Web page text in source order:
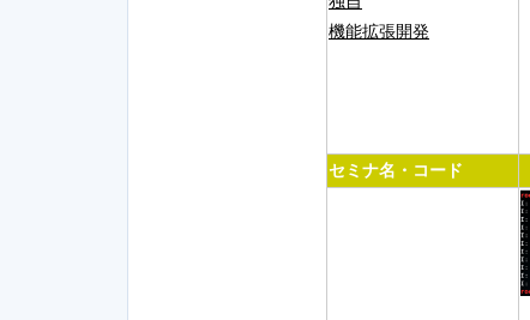
機能拡張開発
セミナ名・コード